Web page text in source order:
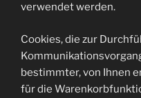
verwendet werden.
Cookies, die zur
bestimmter, von Ihnen
für die